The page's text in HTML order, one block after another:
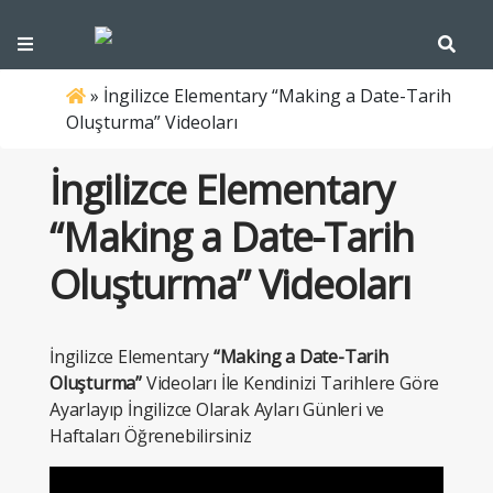
» İngilizce Elementary “Making a Date-Tarih
Oluşturma” Videoları
İngilizce Elementary
“Making a Date-Tarih
Oluşturma” Videoları
İngilizce Elementary“Making a Date-Tarih
Oluşturma”Videoları İle Kendinizi Tarihlere Göre
Ayarlayıp İngilizce Olarak Ayları Günleri ve
Haftaları Öğrenebilirsiniz